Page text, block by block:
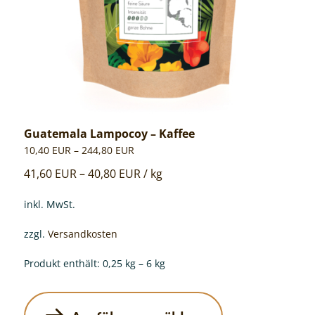
Guatemala Lampocoy – Kaffee
10,40 EUR – 244,80 EUR
41,60 EUR–40,80 EUR/ kg
inkl. MwSt.
zzgl. Versandkosten
Produkt enthält: 0,25 kg – 6 kg
Produktseite